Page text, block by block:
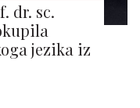
dr. sc.
jezika iz